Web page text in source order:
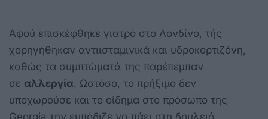
Αφού επισκέφθηκε γιατρό στο Λονδίνο, τής
χορηγήθηκαν αντιισταμινικά και υδροκορτιζόνη,
καθώς τα συμπτώματά της παρέπεμπαν
σε αλλεργία. Ωστόσο, το πρήξιμο δεν
υποχωρούσε και το οίδημα στο πρόσωπο της
Georgia την εμπόδιζε να πάει στη δουλειά.